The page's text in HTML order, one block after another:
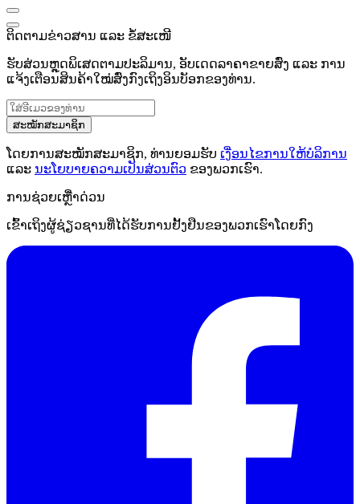
ຕິດຕາມຂ່າວສານ ແລະ ຂໍ້ສະເໜີ
ຮັບສ່ວນຫຼຸດພິເສດຕາມປະລິມານ, ອັບເດດລາຄາຂາຍສົ່ງ ແລະ ການ
ແຈ້ງເຕືອນສິນຄ້າໃໝ່ສົ່ງກົງເຖິງອິນບັອກຂອງທ່ານ.
ສະໝັກສະມາຊິກ
ໂດຍການສະໝັກສະມາຊິກ, ທ່ານຍອມຮັບ ເງື່ອນໄຂການໃຫ້ບໍລິການ
ແລະ ນະໂຍບາຍຄວາມເປັນສ່ວນຕົວ ຂອງພວກເຮົາ.
ການຊ່ວຍເຫຼືໍາດ່ວນ
ເຂົ້າເຖິງຜູ້ຊ່ຽວຊານທີ່ໄດ້ຮັບການຢັ້ງຢືນຂອງພວກເຮົາໂດຍກົງ